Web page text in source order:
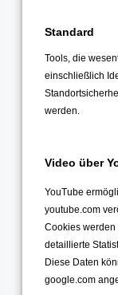
Dezember
November
Oktober 2021
August 2021
Juli 2021
Juni 2021
April 2021
März 2021
Standard
Tools, die
einschließlich
werden.
Video über
YouTube
youtube.com
Cookies werden
detaillierte
Diese Daten
google.com